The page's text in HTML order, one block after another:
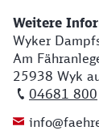
Weitere
Wyker
Am
25938 Wyk
04681 800